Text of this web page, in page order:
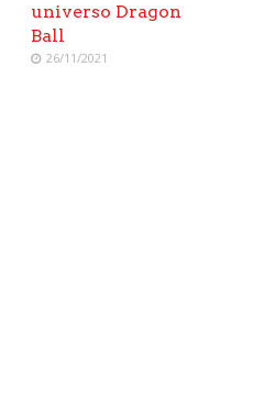
universo Dragon
Ball
26/11/2021